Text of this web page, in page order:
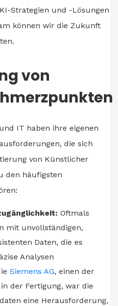
Strategien und -Lösungen
können wir die Zukunft
von
IT haben ihre eigenen
die sich
von Künstlicher
den häufigsten
Oftmals
mit unvollständigen,
Daten, die es
Analysen
Siemens AG, einen der
der Fertigung, war die
eine Herausforderung,